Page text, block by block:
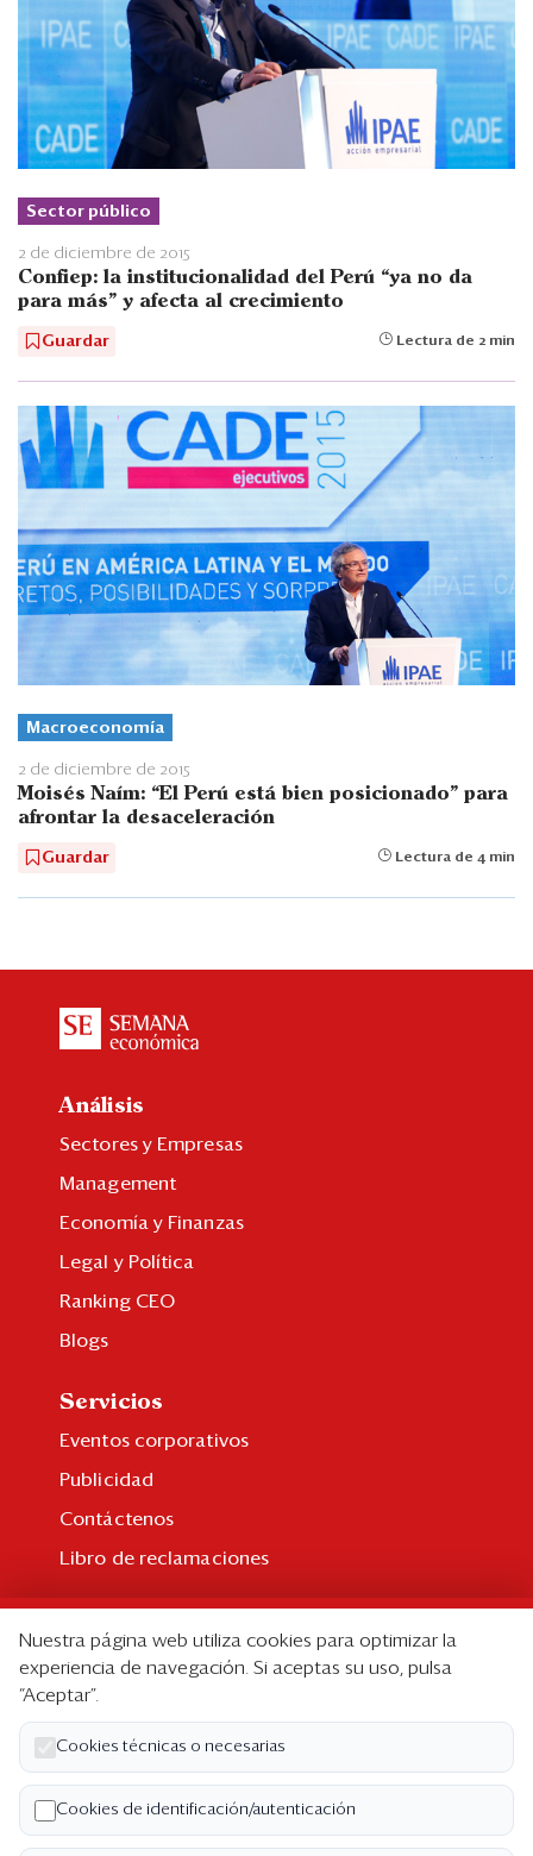
Sector público
2 de diciembre de 2015
Confiep: la institucionalidad del Perú “ya no da
para más” y afecta al crecimiento
Guardar Lectura de 2 min
Macroeconomía
2 de diciembre de 2015
Moisés Naím: “El Perú está bien posicionado" para
afrontar la desaceleración
Guardar Lectura de 4 min
Análisis
Sectores y Empresas
Management
Economía y Finanzas
Legal y Política
Ranking CEO
Blogs
Servicios
Eventos corporativos
Publicidad
Contáctenos
Libro de reclamaciones
Suscripción individual
Paquetes corporativos
Edición Impresa
Nosotros
Quiénes somos
Nuestra página web utiliza cookies para optimizar la
experiencia de navegación. Si aceptas su uso, pulsa
“Aceptar”.
Cookies técnicas o necesarias
Cookies de identificación/autenticación